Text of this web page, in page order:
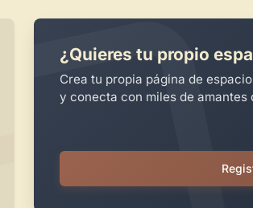
¿Quieres tu propio
Crea tu propia página de
y conecta con miles de amantes